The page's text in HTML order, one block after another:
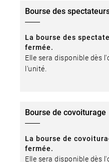
Bourse des
La bourse des
fermée.
Elle sera disponible dès
l'unité.
Bourse de covoiturage
La bourse de
fermée.
Elle sera disponible dès